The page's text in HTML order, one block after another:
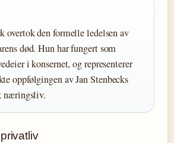
overtok den formelle ledelsen av
død. Hun har fungert som
i konsernet, og representerer
oppfølgingen av Jan Stenbecks
næringsliv.